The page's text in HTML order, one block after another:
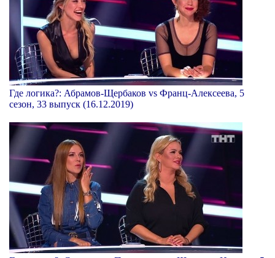
Где логика?: Абрамов-Щербаков vs Франц-Алексеева, 5
сезон, 33 выпуск (16.12.2019)